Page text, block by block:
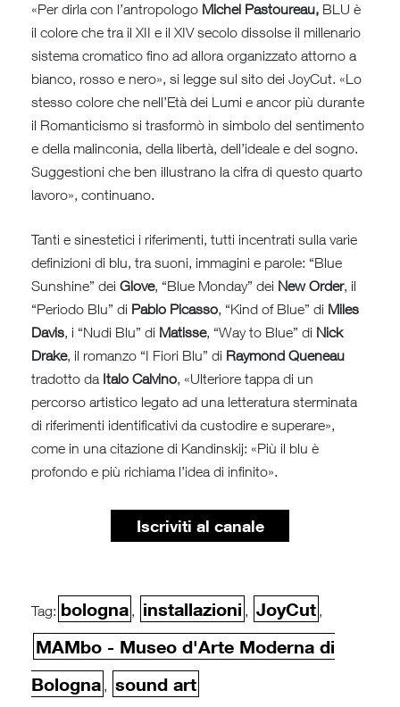
«Per dirla con l’antropologo Michel Pastoureau, BLU è
il colore che tra il XII e il XIV secolo dissolse il millenario
sistema cromatico fino ad allora organizzato attorno a
bianco, rosso e nero», si legge sul sito dei JoyCut. «Lo
stesso colore che nell’Età dei Lumi e ancor più durante
il Romanticismo si trasformò in simbolo del sentimento
e della malinconia, della libertà, dell’ideale e del sogno.
Suggestioni che ben illustrano la cifra di questo quarto
lavoro», continuano.
Tanti e sinestetici i riferimenti, tutti incentrati sulla varie
definizioni di blu, tra suoni, immagini e parole: “Blue
Sunshine” dei Glove, “Blue Monday” dei New Order, il
“Periodo Blu” di Pablo Picasso, “Kind of Blue” di Miles
Davis, i “Nudi Blu” di Matisse, “Way to Blue” di Nick
Drake, il romanzo “I Fiori Blu” di Raymond Queneau
tradotto da Italo Calvino, «Ulteriore tappa di un
percorso artistico legato ad una letteratura sterminata
di riferimenti identificativi da custodire e superare»,
come in una citazione di Kandinskij: «Più il blu è
profondo e più richiama l’idea di infinito».
Iscriviti al canale
Tag: bologna , installazioni , JoyCut ,
MAMbo - Museo d'Arte Moderna di
Bologna , sound art